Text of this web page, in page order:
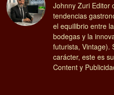
Johnny Zuri Editor
tendencias
el equilibrio entre
bodegas y la
futurista, Vintage).
carácter, este es
Content y